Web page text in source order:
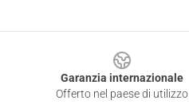
Garanzia internazionale
Offerto nel paese di utilizzo